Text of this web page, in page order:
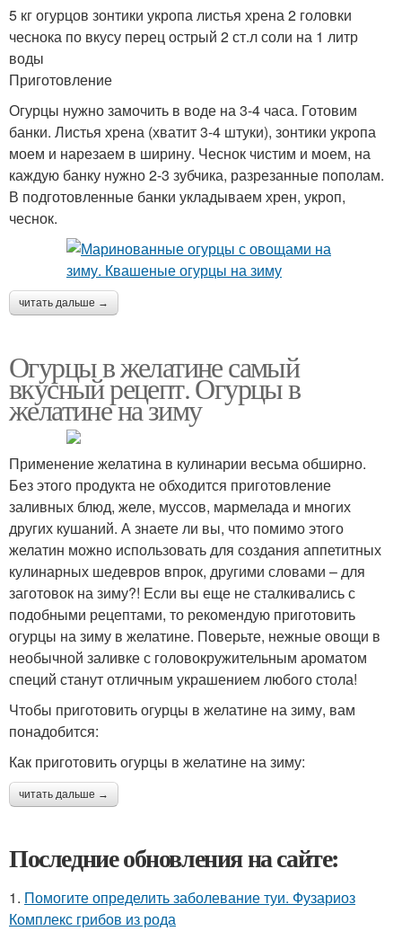
5 кг огурцов зонтики укропа листья хрена 2 головки
чеснока по вкусу перец острый 2 ст.л соли на 1 литр
воды
Приготовление
Огурцы нужно замочить в воде на 3-4 часа. Готовим
банки. Листья хрена (хватит 3-4 штуки), зонтики укропа
моем и нарезаем в ширину. Чеснок чистим и моем, на
каждую банку нужно 2-3 зубчика, разрезанные пополам.
В подготовленные банки укладываем хрен, укроп,
чеснок.
читать дальше →
Огурцы в желатине самый
вкусный рецепт. Огурцы в
желатине на зиму
Применение желатина в кулинарии весьма обширно.
Без этого продукта не обходится приготовление
заливных блюд, желе, муссов, мармелада и многих
других кушаний. А знаете ли вы, что помимо этого
желатин можно использовать для создания аппетитных
кулинарных шедевров впрок, другими словами – для
заготовок на зиму?! Если вы еще не сталкивались с
подобными рецептами, то рекомендую приготовить
огурцы на зиму в желатине. Поверьте, нежные овощи в
необычной заливке с головокружительным ароматом
специй станут отличным украшением любого стола!
Чтобы приготовить огурцы в желатине на зиму, вам
понадобится:
Как приготовить огурцы в желатине на зиму:
читать дальше →
Последние обновления на сайте:
1. Помогите определить заболевание туи. Фузариоз
Комплекс грибов из рода